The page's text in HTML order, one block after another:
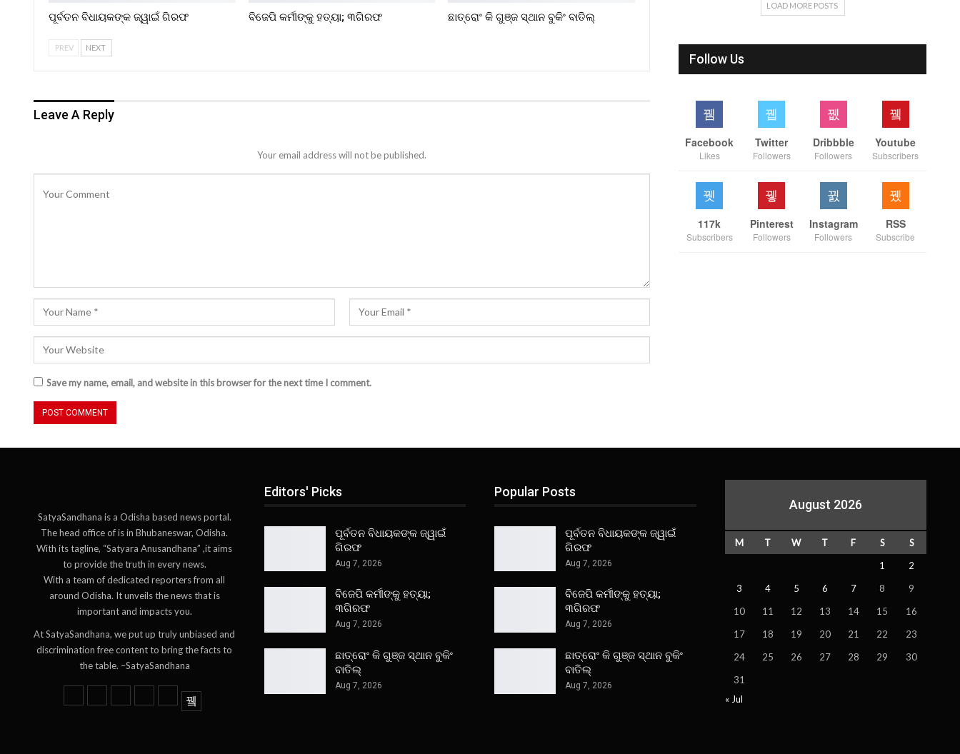
ପୂର୍ବତନ ବିଧାୟକଙ୍କ ଜ୍ୱାଇଁ ଗିରଫ ବିଜେପି କର୍ମୀଙ୍କୁ ହତ୍ୟା; ୩ଗିରଫ ଛାତ୍ରୋଂ କି ଗୁଞ୍ଜ ସ୍ଥାନ ବୁକିଂ ବାତିଲ୍
PREV NEXT
Leave A Reply
Your email address will not be published.
Save my name, email, and website in this browser for the next time I comment.
LOAD MORE POSTS
Follow Us
Facebook
Likes
Twitter
Followers
Dribbble
Followers
Youtube
Subscribers
117k
Subscribers
Pinterest
Followers
Instagram
Followers
RSS
Subscribe
SatyaSandhana is a Odisha based news portal.
The head office of is in Bhubaneswar, Odisha.
With its tagline, “Satyara Anusandhana” ,it aims
to provide the truth in every news.
With a team of dedicated reporters from all
around Odisha. It unveils the news that is
important and impacts you.
At SatyaSandhana, we put up truly unbiased and
discrimination free content to bring the facts to
the table. –SatyaSandhana
Editors' Picks
ପୂର୍ବତନ ବିଧାୟକଙ୍କ ଜ୍ୱାଇଁ
ଗିରଫ
Aug 7, 2026
ବିଜେପି କର୍ମୀଙ୍କୁ ହତ୍ୟା;
୩ଗିରଫ
Aug 7, 2026
ଛାତ୍ରୋଂ କି ଗୁଞ୍ଜ ସ୍ଥାନ ବୁକିଂ
ବାତିଲ୍
Aug 7, 2026
Popular Posts
ପୂର୍ବତନ ବିଧାୟକଙ୍କ ଜ୍ୱାଇଁ
ଗିରଫ
Aug 7, 2026
ବିଜେପି କର୍ମୀଙ୍କୁ ହତ୍ୟା;
୩ଗିରଫ
Aug 7, 2026
ଛାତ୍ରୋଂ କି ଗୁଞ୍ଜ ସ୍ଥାନ ବୁକିଂ
ବାତିଲ୍
Aug 7, 2026
August 2026
M T W T F S
S
1
2
3
4 5 6 7 8
9
10
11 12 13 14 15
16
17
18 19 20 21 22
23
24
25 26 27 28 29
30
31
« Jul